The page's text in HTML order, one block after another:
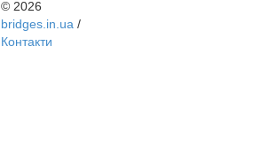
© 2026
bridges.in.ua /
Контакти